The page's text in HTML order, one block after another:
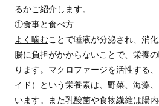
るかご紹介します。
①食事と食べ方
よく噛むことで唾液が分泌され、消
腸に負担がかからないことで、栄養
ります。マクロファージを活性する
イド）という栄養素は、野菜、海藻
います。また乳酸菌や食物繊維は腸